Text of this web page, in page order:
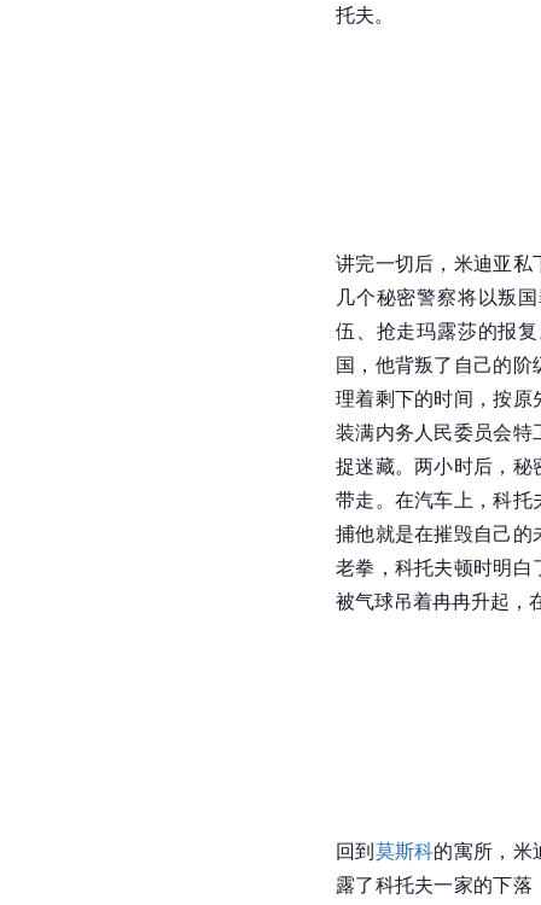
托夫。
讲完一切后，米迪亚私
几个秘密警察将以叛
伍、抢走玛露莎的报
国，他背叛了自己的
理着剩下的时间，按原
装满内务人民委员会特
捉迷藏。两小时后，秘
带走。在汽车上，科
捕他就是在摧毁自己的
老拳，科托夫顿时明
被气球吊着冉冉升起，
回到莫斯科的寓所，米
露了科托夫一家的下